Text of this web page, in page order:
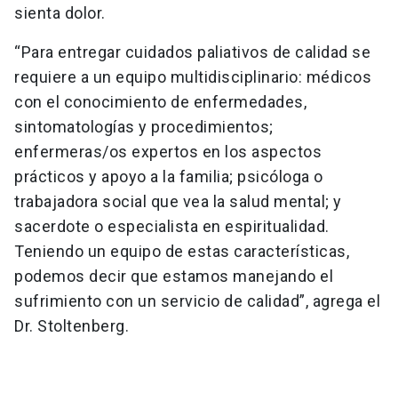
sienta dolor.
“Para entregar cuidados paliativos de calidad se
requiere a un equipo multidisciplinario: médicos
con el conocimiento de enfermedades,
sintomatologías y procedimientos;
enfermeras/os expertos en los aspectos
prácticos y apoyo a la familia; psicóloga o
trabajadora social que vea la salud mental; y
sacerdote o especialista en espiritualidad.
Teniendo un equipo de estas características,
podemos decir que estamos manejando el
sufrimiento con un servicio de calidad”, agrega el
Dr. Stoltenberg.